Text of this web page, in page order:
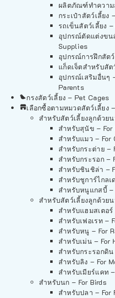
ผลิตภัณฑ์ทำความ
กระเป๋าสัตว์เลี้ยง
รถเข็นสัตว์เลี้ยง
อุปกรณ์ตัดแต่งขน
Supplies
อุปกรณ์การฝึกสัต
แก็ดเจ็ตสำหรับสัต
อุปกรณ์เสริมอื่นๆ
Parents
กรงสัตว์เลี้ยง – Pet Cages
เลือกซื้อตามหมวดสัตว์เลี้ยง
สำหรับสัตว์เลี้ยงลูกด้วย
สำหรับสุนัข – For
สำหรับแมว – For
สำหรับกระต่าย –
สำหรับกระรอก –
สำหรับชินชิล่า –
สำหรับชูการ์ไกลเ
สำหรับหนูแกสบี้ –
สำหรับสัตว์เลี้ยงลูกด้วย
สำหรับแฮมสเตอร์
สำหรับเฟอเรท –
สำหรับหนู – For
สำหรับเม่น – For
สำหรับกระรอกดิ
สำหรับลิง – For
สำหรับเมียร์แคท
สำหรับนก – For Birds
สำหรับปลา – For